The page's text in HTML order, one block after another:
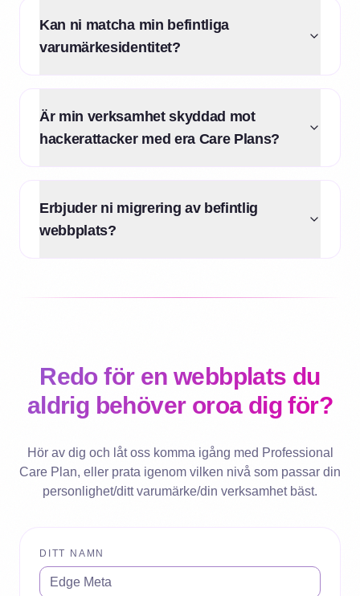
Kan ni matcha min befintliga
varumärkesidentitet?
Är min verksamhet skyddad mot
hackerattacker med era Care Plans?
Erbjuder ni migrering av befintlig
webbplats?
Redo för en webbplats du
aldrig behöver oroa dig för?
Hör av dig och låt oss komma igång med Professional
Care Plan, eller prata igenom vilken nivå som passar din
personlighet/ditt varumärke/din verksamhet bäst.
DITT NAMN